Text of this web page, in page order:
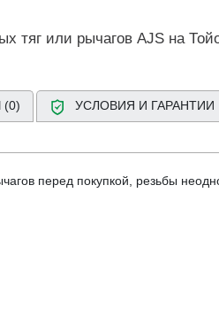
тяг или рычагов AJS на
УСЛОВИЯ И ГАРАНТИИ
перед покупкой, резьбы